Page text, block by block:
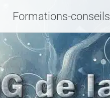
Formations-conseils